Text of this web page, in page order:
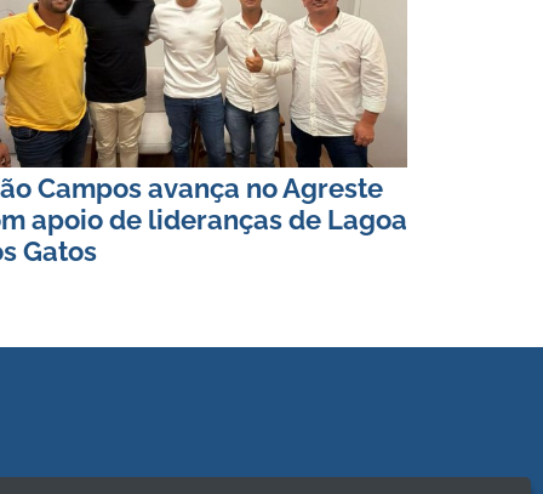
Campos avança no Agreste
apoio de lideranças de Lagoa
Gatos